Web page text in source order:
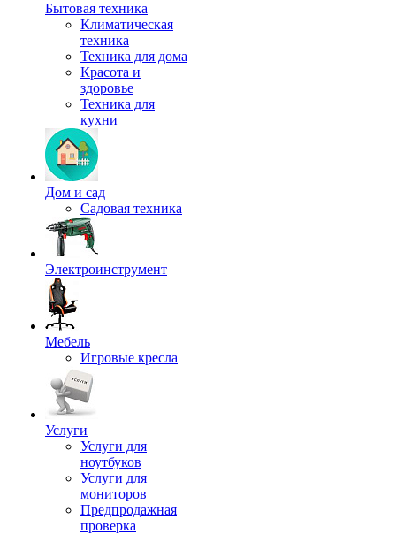
Бытовая техника
Климатическая
техника
Техника для дома
Красота и
здоровье
Техника для
кухни
Дом и сад
Садовая техника
Электроинструмент
Мебель
Игровые кресла
Услуги
Услуги для
ноутбуков
Услуги для
мониторов
Предпродажная
проверка